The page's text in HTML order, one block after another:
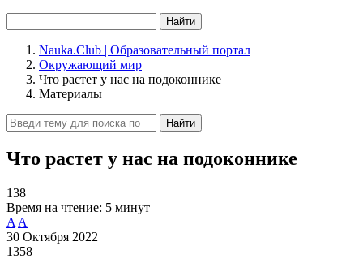
Найти
Nauka.Club | Образовательный портал
Окружающий мир
Что растет у нас на подоконнике
Материалы
Найти
Что растет у нас на подоконнике
138
Время на чтение: 5 минут
A A
30 Октября 2022
1358